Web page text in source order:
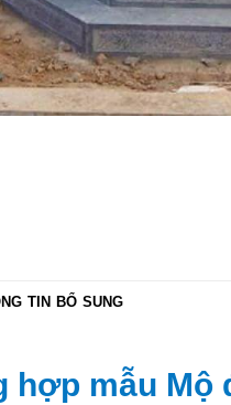
TIN BỔ SUNG
hợp mẫu Mộ